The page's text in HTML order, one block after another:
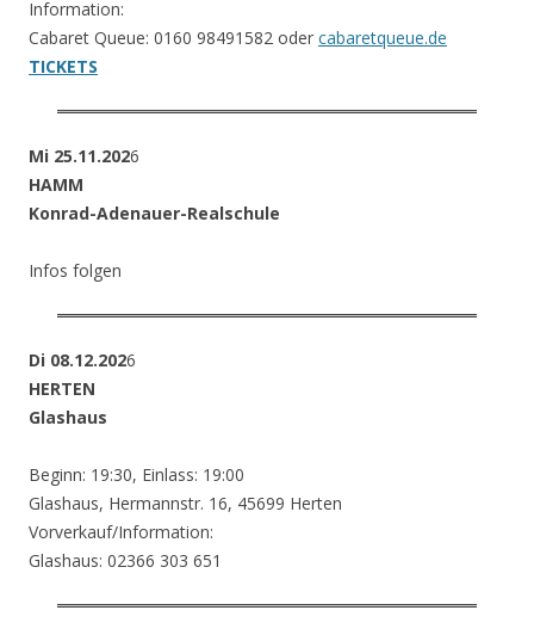
Information:
Cabaret Queue: 0160 98491582 oder cabaretqueue.de
TICKETS
Mi 25.11.2026
HAMM
Konrad-Adenauer-Realschule
Infos folgen
Di 08.12.2026
HERTEN
Glashaus
Beginn: 19:30, Einlass: 19:00
Glashaus, Hermannstr. 16, 45699 Herten
Vorverkauf/Information:
Glashaus: 02366 303 651